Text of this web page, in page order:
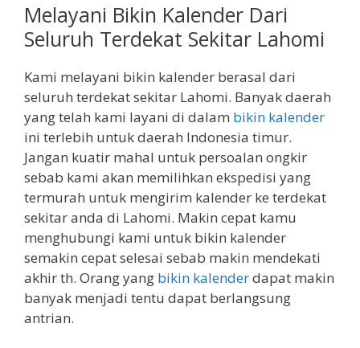
Melayani Bikin Kalender Dari
Seluruh Terdekat Sekitar Lahomi
Kami melayani bikin kalender berasal dari
seluruh terdekat sekitar Lahomi. Banyak daerah
yang telah kami layani di dalam bikin kalender
ini terlebih untuk daerah Indonesia timur.
Jangan kuatir mahal untuk persoalan ongkir
sebab kami akan memilihkan ekspedisi yang
termurah untuk mengirim kalender ke terdekat
sekitar anda di Lahomi. Makin cepat kamu
menghubungi kami untuk bikin kalender
semakin cepat selesai sebab makin mendekati
akhir th. Orang yang bikin kalenderdapat makin
banyak menjadi tentu dapat berlangsung
antrian.